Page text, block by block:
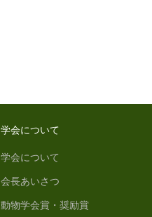
学会について
学会について
会長あいさつ
動物学会賞・奨励賞